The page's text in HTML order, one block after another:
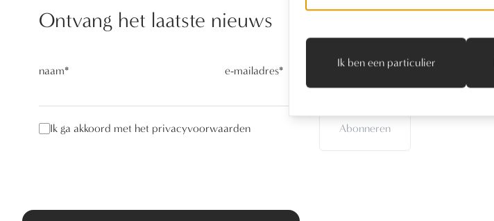
Ontvang het laatste nieuws
naam* e-mailadres*
Ik ga akkoord met het privacyvoorwaarden Abonneren
Ik ben een particulier